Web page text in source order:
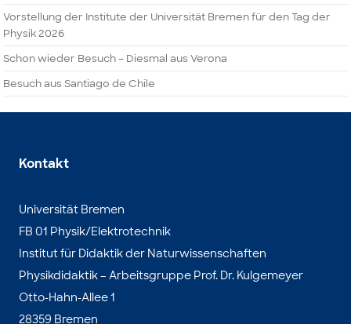
Vorstellung der Institute der Universität Bremen für den Tag der
Physik 2026
Schon wieder Besuch – Diesmal aus Verona
Besuch aus Santiago de Chile
Kontakt
Universität Bremen
FB 01 Physik/Elektrotechnik
Institut für Didaktik der Naturwissenschaften
Physikdidaktik – Arbeitsgruppe Prof. Dr. Kulgemeyer
Otto-Hahn-Allee 1
28359 Bremen